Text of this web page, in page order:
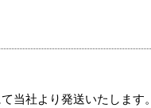
当社より発送いたします。